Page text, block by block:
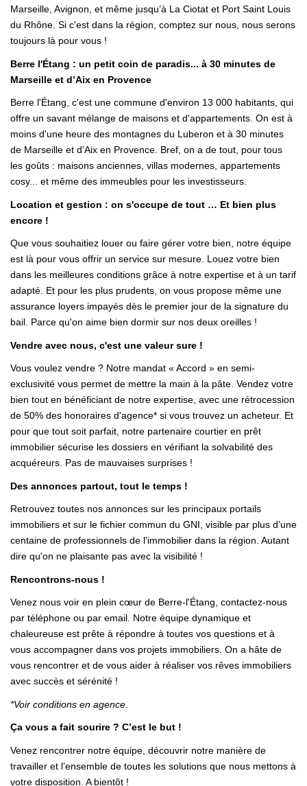
Marseille, Avignon, et même jusqu’à La Ciotat et Port Saint Louis
du Rhône. Si c'est dans la région, comptez sur nous, nous serons
toujours là pour vous !
Berre l'Étang : un petit coin de paradis... à 30 minutes de
Marseille et d’Aix en Provence
Berre l'Étang, c'est une commune d'environ 13 000 habitants, qui
offre un savant mélange de maisons et d'appartements. On est à
moins d'une heure des montagnes du Luberon et à 30 minutes
de Marseille et d’Aix en Provence. Bref, on a de tout, pour tous
les goûts : maisons anciennes, villas modernes, appartements
cosy... et même des immeubles pour les investisseurs.
Location et gestion : on s'occupe de tout … Et bien plus
encore !
Que vous souhaitiez louer ou faire gérer votre bien, notre équipe
est là pour vous offrir un service sur mesure. Louez votre bien
dans les meilleures conditions grâce à notre expertise et à un tarif
adapté. Et pour les plus prudents, on vous propose même une
assurance loyers impayés dès le premier jour de la signature du
bail. Parce qu'on aime bien dormir sur nos deux oreilles !
Vendre avec nous, c'est une valeur sure !
Vous voulez vendre ? Notre mandat « Accord » en semi-
exclusivité vous permet de mettre la main à la pâte. Vendez votre
bien tout en bénéficiant de notre expertise, avec une rétrocession
de 50% des honoraires d'agence* si vous trouvez un acheteur. Et
pour que tout soit parfait, notre partenaire courtier en prêt
immobilier sécurise les dossiers en vérifiant la solvabilité des
acquéreurs. Pas de mauvaises surprises !
Des annonces partout, tout le temps !
Retrouvez toutes nos annonces sur les principaux portails
immobiliers et sur le fichier commun du GNI, visible par plus d’une
centaine de professionnels de l'immobilier dans la région. Autant
dire qu'on ne plaisante pas avec la visibilité !
Rencontrons-nous !
Venez nous voir en plein cœur de Berre-l'Étang, contactez-nous
par téléphone ou par email. Notre équipe dynamique et
chaleureuse est prête à répondre à toutes vos questions et à
vous accompagner dans vos projets immobiliers. On a hâte de
vous rencontrer et de vous aider à réaliser vos rêves immobiliers
avec succès et sérénité !
*Voir conditions en agence.
Ça vous a fait sourire ? C’est le but !
Venez rencontrer notre équipe, découvrir notre manière de
travailler et l’ensemble de toutes les solutions que nous mettons à
votre disposition. A bientôt !